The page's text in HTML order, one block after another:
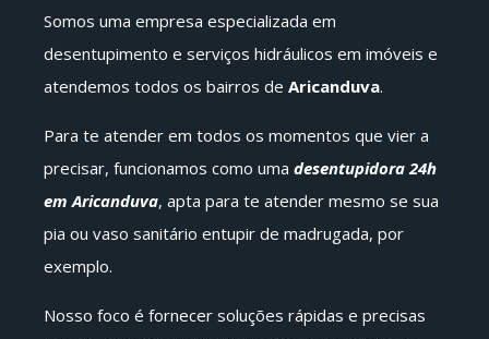
Somos uma empresa especializada em
desentupimento e serviços hidráulicos em imóveis e
atendemos todos os bairros de Aricanduva.
Para te atender em todos os momentos que vier a
precisar, funcionamos como uma desentupidora 24h
em Aricanduva, apta para te atender mesmo se sua
pia ou vaso sanitário entupir de madrugada, por
exemplo.
Nosso foco é fornecer soluções rápidas e precisas